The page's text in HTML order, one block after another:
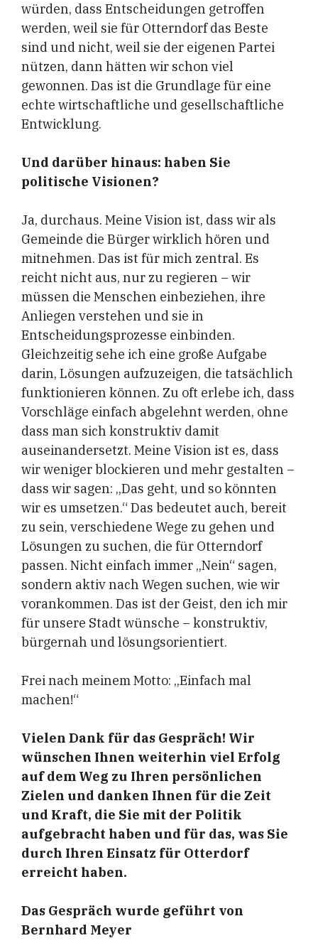
würden, dass Entscheidungen getroffen
werden, weil sie für Otterndorf das Beste
sind und nicht, weil sie der eigenen Partei
nützen, dann hätten wir schon viel
gewonnen. Das ist die Grundlage für eine
echte wirtschaftliche und gesellschaftliche
Entwicklung.
Und darüber hinaus: haben Sie
politische Visionen?
Ja, durchaus. Meine Vision ist, dass wir als
Gemeinde die Bürger wirklich hören und
mitnehmen. Das ist für mich zentral. Es
reicht nicht aus, nur zu regieren – wir
müssen die Menschen einbeziehen, ihre
Anliegen verstehen und sie in
Entscheidungsprozesse einbinden.
Gleichzeitig sehe ich eine große Aufgabe
darin, Lösungen aufzuzeigen, die tatsächlich
funktionieren können. Zu oft erlebe ich, dass
Vorschläge einfach abgelehnt werden, ohne
dass man sich konstruktiv damit
auseinandersetzt. Meine Vision ist es, dass
wir weniger blockieren und mehr gestalten –
dass wir sagen: „Das geht, und so könnten
wir es umsetzen.“ Das bedeutet auch, bereit
zu sein, verschiedene Wege zu gehen und
Lösungen zu suchen, die für Otterndorf
passen. Nicht einfach immer „Nein“ sagen,
sondern aktiv nach Wegen suchen, wie wir
vorankommen. Das ist der Geist, den ich mir
für unsere Stadt wünsche – konstruktiv,
bürgernah und lösungsorientiert.
Frei nach meinem Motto: „Einfach mal
machen!“
Vielen Dank für das Gespräch! Wir
wünschen Ihnen weiterhin viel Erfolg
auf dem Weg zu Ihren persönlichen
Zielen und danken Ihnen für die Zeit
und Kraft, die Sie mit der Politik
aufgebracht haben und für das, was Sie
durch Ihren Einsatz für Otterdorf
erreicht haben.
Das Gespräch wurde geführt von
Bernhard Meyer